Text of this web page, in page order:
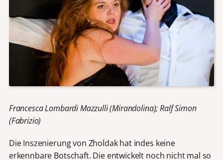
Francesca Lombardi Mazzulli (Mirandolina); Ralf Simon
(Fabrizio)
Die Inszenierung von Zholdak hat indes keine
erkennbare Botschaft. Die entwickelt noch nicht mal so